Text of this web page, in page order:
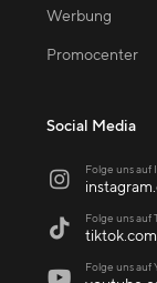
Werbung
Promocenter
Social Media
 Folge uns auf
 Folge uns auf
 Folge uns auf